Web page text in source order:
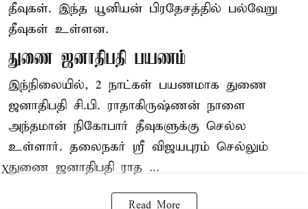
தீவுகள். இந்த யூனியன் பிரதேசத்தில் பல்வேறு
தீவுகள் உள்ளன.
துணை ஜனாதிபதி பயணம்
இந்நிலையில், 2 நாட்கள் பயணமாக துணை
ஜனாதிபதி சி.பி. ராதாகிருஷ்ணன் நாளை
அந்தமான் நிகோபார் தீவுகளுக்கு செல்ல
உள்ளார். தலைநகர் ஸ்ரீ விஜயபுரம் செல்லும்
துணை ஜனாதிபதி ராத ...
Read More
X